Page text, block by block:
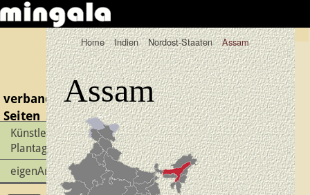
verbandelte
Seiten
Künstlergruppe
Plantage
eigenArtigX
Home Indien Nordost-Staaten Assam
Assam